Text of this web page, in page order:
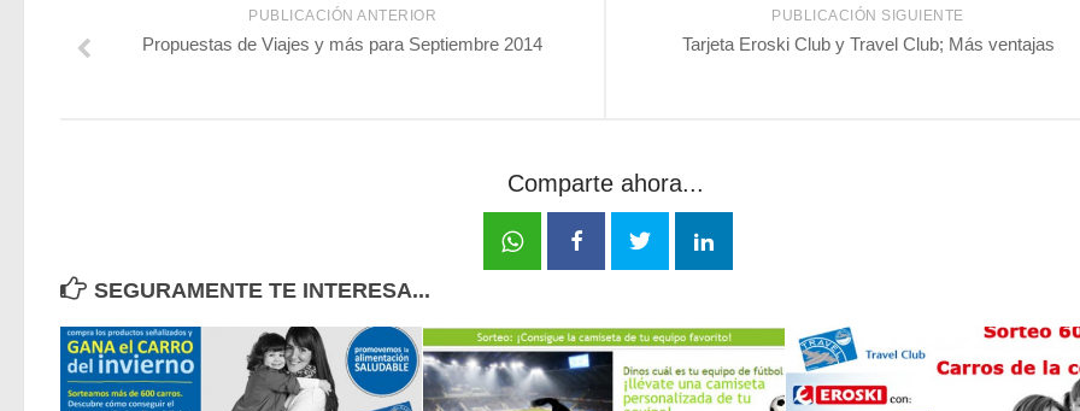
PUBLICACIÓN SIGUIENTE
Tarjeta Eroski Club y Travel Club; Más ventajas
PUBLICACIÓN ANTERIOR
Propuestas de Viajes y más para Septiembre 2014
Comparte ahora...
SEGURAMENTE TE INTERESA...